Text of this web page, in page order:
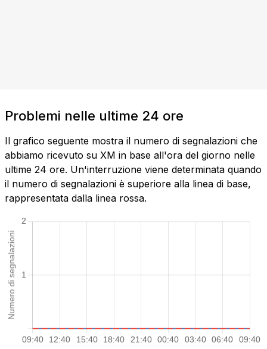
Problemi nelle ultime 24 ore
Il grafico seguente mostra il numero di segnalazioni che
abbiamo ricevuto su XM in base all'ora del giorno nelle
ultime 24 ore. Un'interruzione viene determinata quando
il numero di segnalazioni è superiore alla linea di base,
rappresentata dalla linea rossa.